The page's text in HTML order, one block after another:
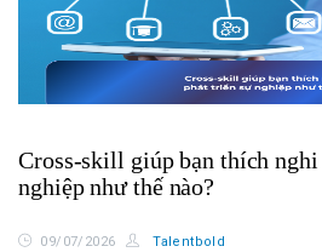
Cross-skill giúp bạn thích
nghiệp như thế nào?
09/07/2026 Talentbold